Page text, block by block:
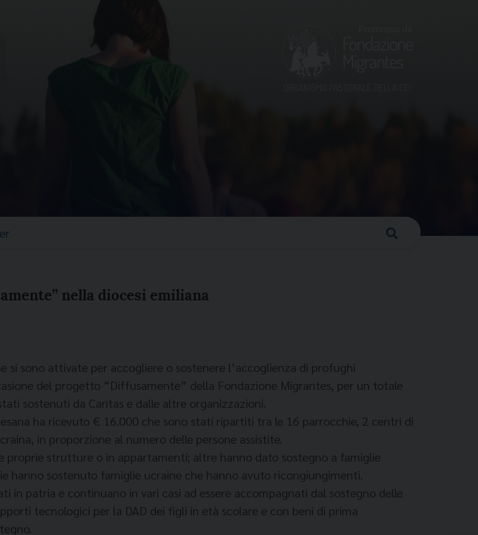
nella diocesi emiliana
si sono attivate per accogliere o sostenere l’accoglienza di profughi
del progetto “Diffusamente” della Fondazione Migrantes, per un totale
sostenuti da Caritas e dalle altre organizzazioni.
ha ricevuto € 16.000 che sono stati ripartiti tra le 16 parrocchie, 2 centri di
in proporzione al numero delle persone assistite.
strutture o in appartamenti; altre hanno dato sostegno a famiglie
hanno sostenuto famiglie ucraine che hanno avuto ricongiungimenti.
in patria e continuano in vari casi ad essere accompagnati dal sostegno delle
tecnologici per la DAD dei figli in età scolare e con beni di prima